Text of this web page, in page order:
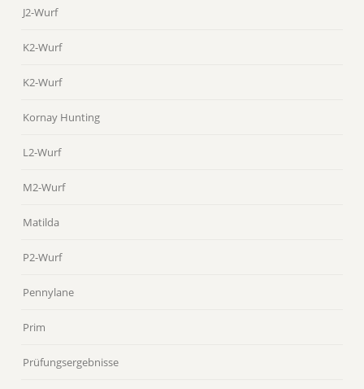
J2-Wurf
K2-Wurf
K2-Wurf
Kornay Hunting
L2-Wurf
M2-Wurf
Matilda
P2-Wurf
Pennylane
Prim
Prüfungsergebnisse